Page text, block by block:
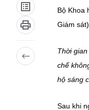
Bộ Khoa
Giám
Thời
chế
hộ sáng
Sau khi